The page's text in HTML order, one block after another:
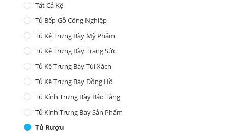
Tất Cả Kệ
Tủ Bếp Gỗ Công Nghiệp
Tủ Kệ Trưng Bày Mỹ Phẩm
Tủ Kệ Trưng Bày Trang Sức
Tủ Kệ Trưng Bày Túi Xách
Tủ Kệ Trưng Bày Đồng Hồ
Tủ Kính Trưng Bày Bảo Tàng
Tủ Kính Trưng Bày Sản Phẩm
Tủ Rượu